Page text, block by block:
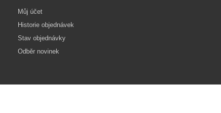
Můj účet
Historie objednávek
Stav objednávky
Odběr novinek